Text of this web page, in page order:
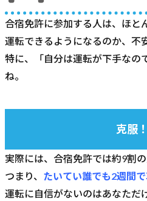
い誰で
間で卒
業でき
らな
たら
どう
合宿免許に参加する人は、ほと
運転できるようになるのか、不
特に、「自分は運転が下手なの
ね。
克服
実際には、合宿免許では約9割
つまり、 たいてい誰でも2週間
運転に自信がないのはあなただ